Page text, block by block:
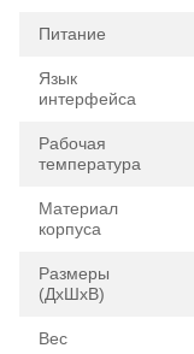
Питание
Язык
интерфейса
Рабочая
температура
Материал
корпуса
Размеры
(ДхШхВ)
Вес